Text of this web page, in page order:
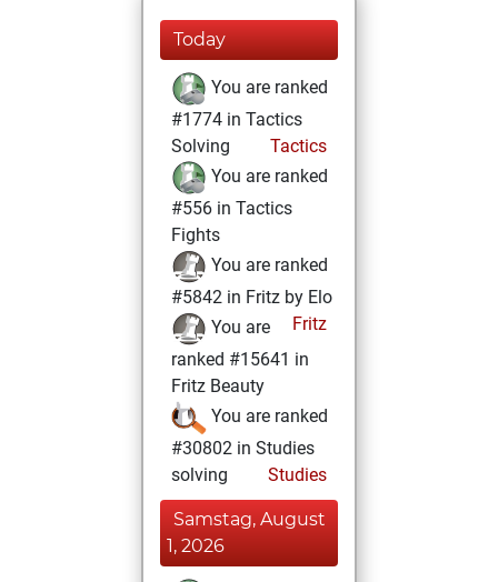
Today
You are ranked
#1774 in Tactics
Solving
Tactics
You are ranked
#556 in Tactics
Fights
You are ranked
#5842 in Fritz by Elo
Fritz
You are
ranked #15641 in
Fritz Beauty
You are ranked
#30802 in Studies
solving
Studies
Samstag, August
1, 2026